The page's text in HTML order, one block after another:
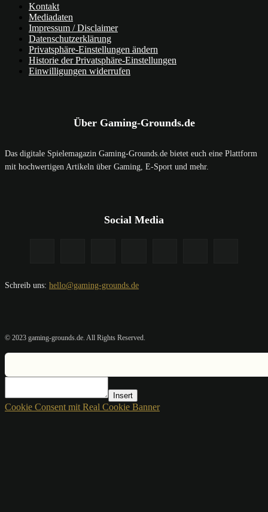
Kontakt
Mediadaten
Impressum / Disclaimer
Datenschutzerklärung
Privatsphäre-Einstellungen ändern
Historie der Privatsphäre-Einstellungen
Einwilligungen widerrufen
Über Gaming-Grounds.de
Das digitale Spielemagazin Gaming-Grounds.de bietet euch eine Plattform
mit hochwertigen Artikeln über Gaming, E-Sport und mehr.
Social Media
Schreib uns: hello@gaming-grounds.de
© 2023 gaming-grounds.de. All Rights Reserved.
Insert
Cookie Consent mit Real Cookie Banner